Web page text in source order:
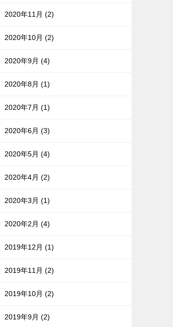
2020年11月 (2)
2020年10月 (2)
2020年9月 (4)
2020年8月 (1)
2020年7月 (1)
2020年6月 (3)
2020年5月 (4)
2020年4月 (2)
2020年3月 (1)
2020年2月 (4)
2019年12月 (1)
2019年11月 (2)
2019年10月 (2)
2019年9月 (2)